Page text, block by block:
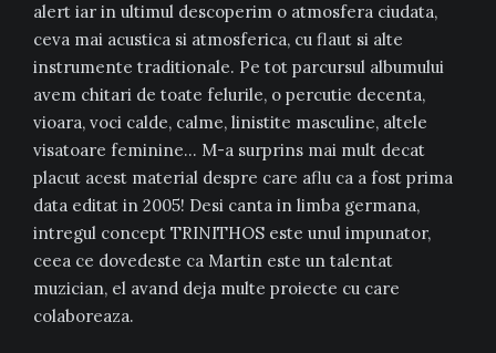
alert iar in ultimul descoperim o atmosfera ciudata,
ceva mai acustica si atmosferica, cu flaut si alte
instrumente traditionale. Pe tot parcursul albumului
avem chitari de toate felurile, o percutie decenta,
vioara, voci calde, calme, linistite masculine, altele
visatoare feminine… M-a surprins mai mult decat
placut acest material despre care aflu ca a fost prima
data editat in 2005! Desi canta in limba germana,
intregul concept TRINITHOS este unul impunator,
ceea ce dovedeste ca Martin este un talentat
muzician, el avand deja multe proiecte cu care
colaboreaza.